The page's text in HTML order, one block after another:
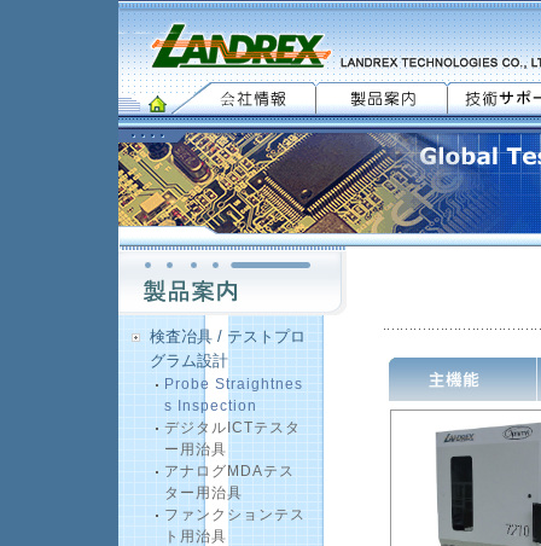
検査冶具 / テストプロ
グラム設計
Probe Straightnes
s Inspection
デジタルICTテスタ
ー用治具
アナログMDAテス
ター用治具
ファンクションテス
ト用治具